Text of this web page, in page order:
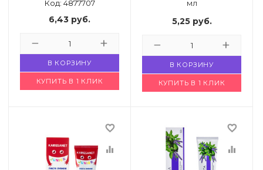
Код: 4877707
6,43 руб.
В КОРЗИНУ
КУПИТЬ В 1 КЛИК
мл
5,25 руб.
В КОРЗИНУ
КУПИТЬ В 1 КЛИК
favorite_border
equalizer
favorite_border
equalizer